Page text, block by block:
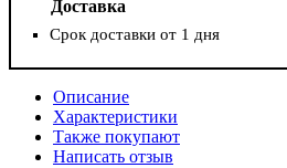
Доставка
Срок доставки от 1 дня
Описание
Характеристики
Также покупают
Написать отзыв